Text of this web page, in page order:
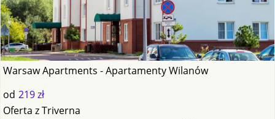
Warsaw Apartments - Apartamenty Wilanów
od 219 zł
Oferta zTriverna